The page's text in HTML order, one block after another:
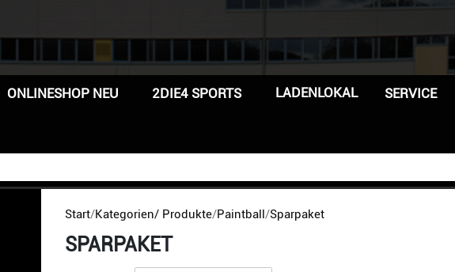
ONLINESHOP NEU 2DIE4 SPORTS LADENLOKAL SERVICE
Start Kategorien/ Produkte Paintball Sparpaket
SPARPAKET